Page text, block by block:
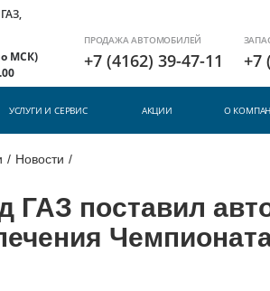
МСК)
ПРОДАЖА АВТОМОБИЛЕЙ
+7 (4162) 39-47-11 +7
УСЛУГИ И СЕРВИС АКЦИИ О
/ Новости /
ГАЗ поставил